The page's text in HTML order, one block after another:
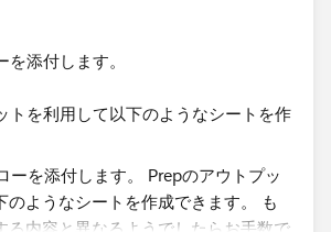
を添付します。
トを利用して以下のようなシートを作